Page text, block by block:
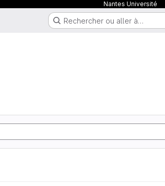
Nantes Université
Rechercher ou aller à…